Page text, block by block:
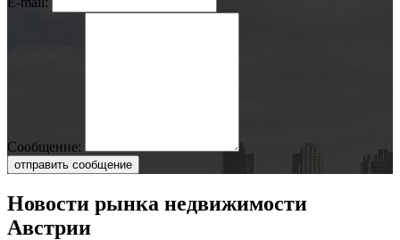
Сообщение:
отправить сообщение
Новости рынка недвижимости
Австрии